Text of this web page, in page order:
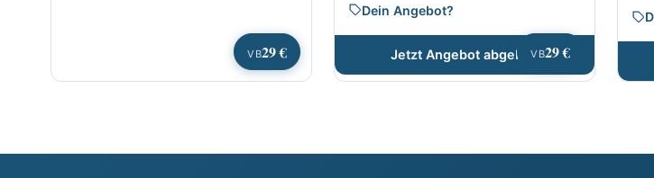
VB29 € VB29 €
Dein Angebot?
Jetzt Angebot abgeben